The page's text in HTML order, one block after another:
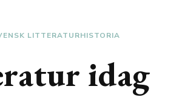
LITTERATURHISTORIA
idag